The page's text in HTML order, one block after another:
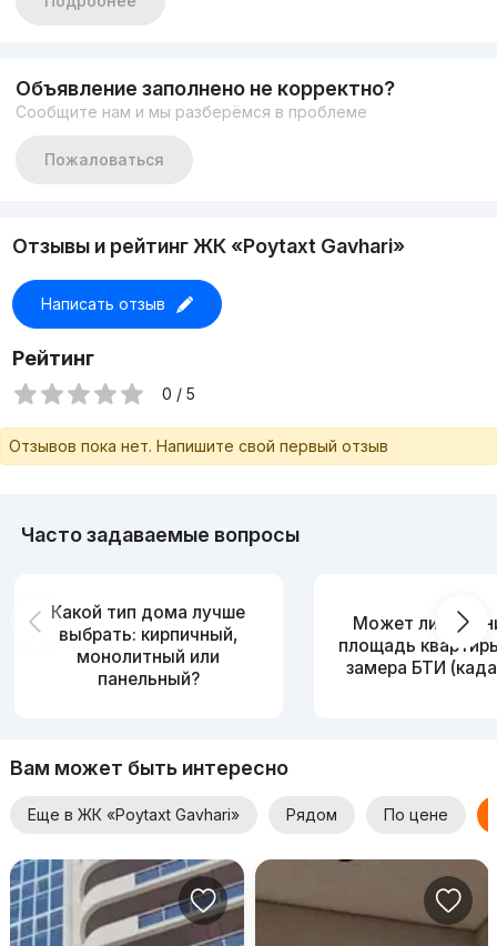
Состояние: евроремонт
Объявление заполнено не корректно?
Сообщите нам и мы разберёмся в проблеме
Пожаловаться
Отзывы и рейтинг ЖК «Poytaxt Gavhari»
Написать отзыв
Рейтинг
0 / 5
Отзывов пока нет. Напишите свой первый отзыв
Часто задаваемые вопросы
Какой тип дома лучше
выбрать: кирпичный,
монолитный или
панельный?
Может ли
площадь
замера БТИ
Вам может быть интересно
Еще в ЖК «Poytaxt Gavhari» Рядом По цене